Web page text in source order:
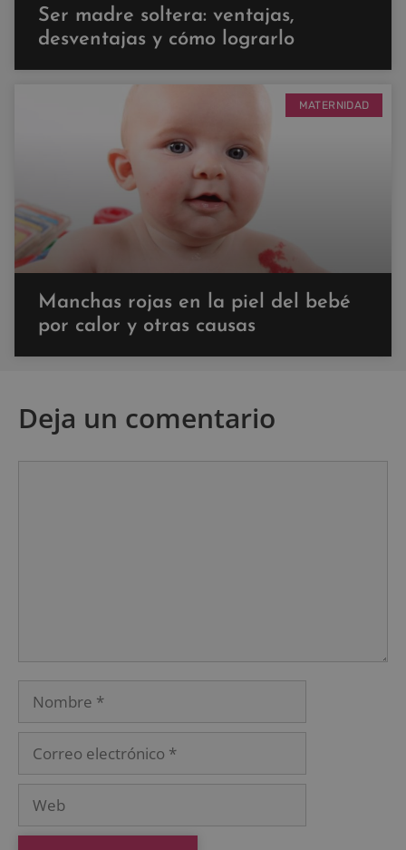
Ser madre soltera: ventajas,
desventajas y cómo lograrlo
MATERNIDAD
Manchas rojas en la piel del bebé
por calor y otras causas
Deja un comentario